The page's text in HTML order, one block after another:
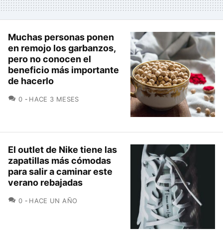
Muchas personas ponen
en remojo los garbanzos,
pero no conocen el
beneficio más importante
de hacerlo
0 COMENTARIOS
HACE 3 MESES
El outlet de Nike tiene las
zapatillas más cómodas
para salir a caminar este
verano rebajadas
0 COMENTARIOS
HACE UN AÑO